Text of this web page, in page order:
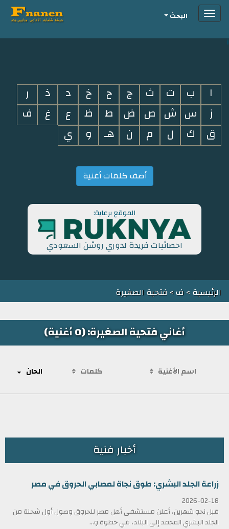
i
Toggleالبحث
ا ب ت ث ج ح خ د ذ
ر
ز
س ش ص ض ط ظ ع غ
ف
ق
ك ل م ن هـ و ي
أضف كلمات أغنية
الموقع برعاية:
احصائيات فريدة لدوري روشن السعودي
الرئيسية> ف> فتحية الصغيرة
أغاني فتحية الصغيرة: (0 أغنية)
اسم الأغنية كلمات الحان
أخبار فنية
زراعة الجلد البشري: طوق نجاة لمصابي الحروق في مصر
2026-02-18
قبل نحو شهرين، أعلن مستشفى أهل مصر للحروق وصول أول شحنة من
الجلد البشري المجمد إلى البلاد، في خطوة و...